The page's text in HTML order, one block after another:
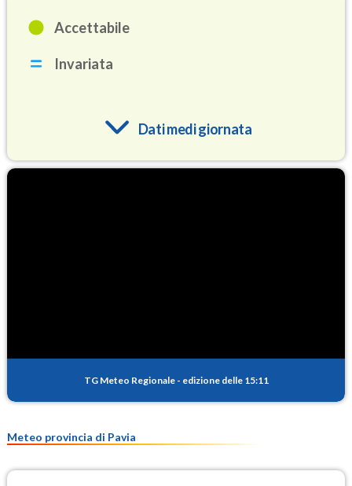
Accettabile
Invariata
Dati medi giornata
PM25
TG Meteo Regionale - edizione delle 15:11
Meteo provincia di Pavia